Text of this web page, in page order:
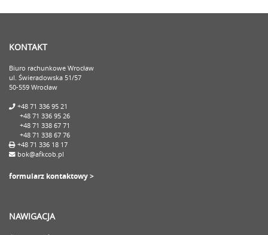
KONTAKT
Biuro rachunkowe Wrocław
ul. Świeradowska 51/57
50-559 Wrocław
+48 71 336 95 21
+48 71 336 95 26
+48 71 338 67 71
+48 71 338 67 76
+48 71 336 18 17
bok@afkcob.pl
formularz kontaktowy >
NAWIGACJA